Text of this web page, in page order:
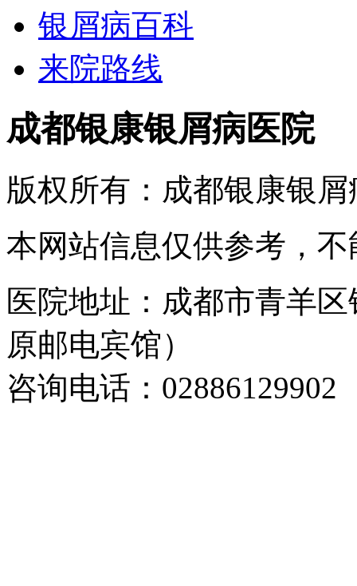
银屑病百科
来院路线
成都银康银屑病医院
版权所有：成都银康银
本网站信息仅供参考，
医院地址：成都市青羊
原邮电宾馆）
咨询电话：02886129902